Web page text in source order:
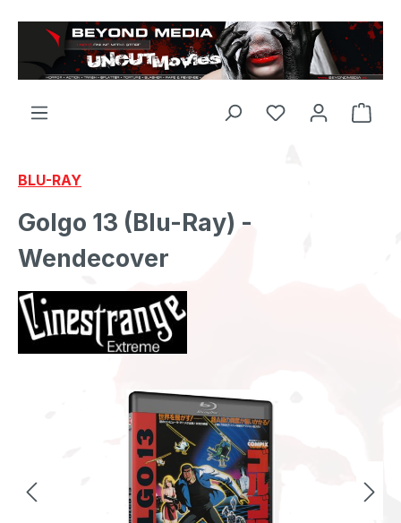
Zum Hauptinhalt springen
BLU-RAY
Golgo 13 (Blu-Ray) -
Wendecover
Bildergalerie überspringen